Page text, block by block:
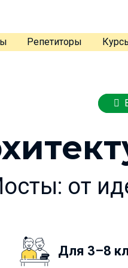
Репетиторы
от
Для 3–8